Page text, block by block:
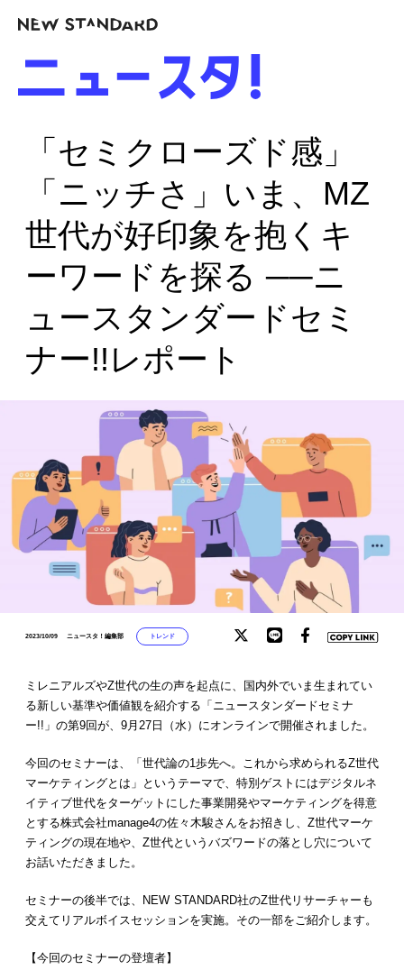
「セミクローズド感」
「ニッチさ」いま、MZ
世代が好印象を抱くキ
ーワードを探る ──ニ
ュースタンダードセミ
ナー!!レポート
2023/10/09 ニュースタ！編集部 トレンド
ミレニアルズやZ世代の生の声を起点に、国内外でいま生まれてい
る新しい基準や価値観を紹介する「ニュースタンダードセミナ
ー!!」の第9回が、9月27日（水）にオンラインで開催されました。
今回のセミナーは、「世代論の1歩先へ。これから求められるZ世代
マーケティングとは」というテーマで、特別ゲストにはデジタルネ
イティブ世代をターゲットにした事業開発やマーケティングを得意
とする株式会社manage4の佐々木駿さんをお招きし、Z世代マーケ
ティングの現在地や、Z世代というバズワードの落とし穴について
お話いただきました。
セミナーの後半では、NEW STANDARD社のZ世代リサーチャーも
交えてリアルボイスセッションを実施。その一部をご紹介します。
【今回のセミナーの登壇者】